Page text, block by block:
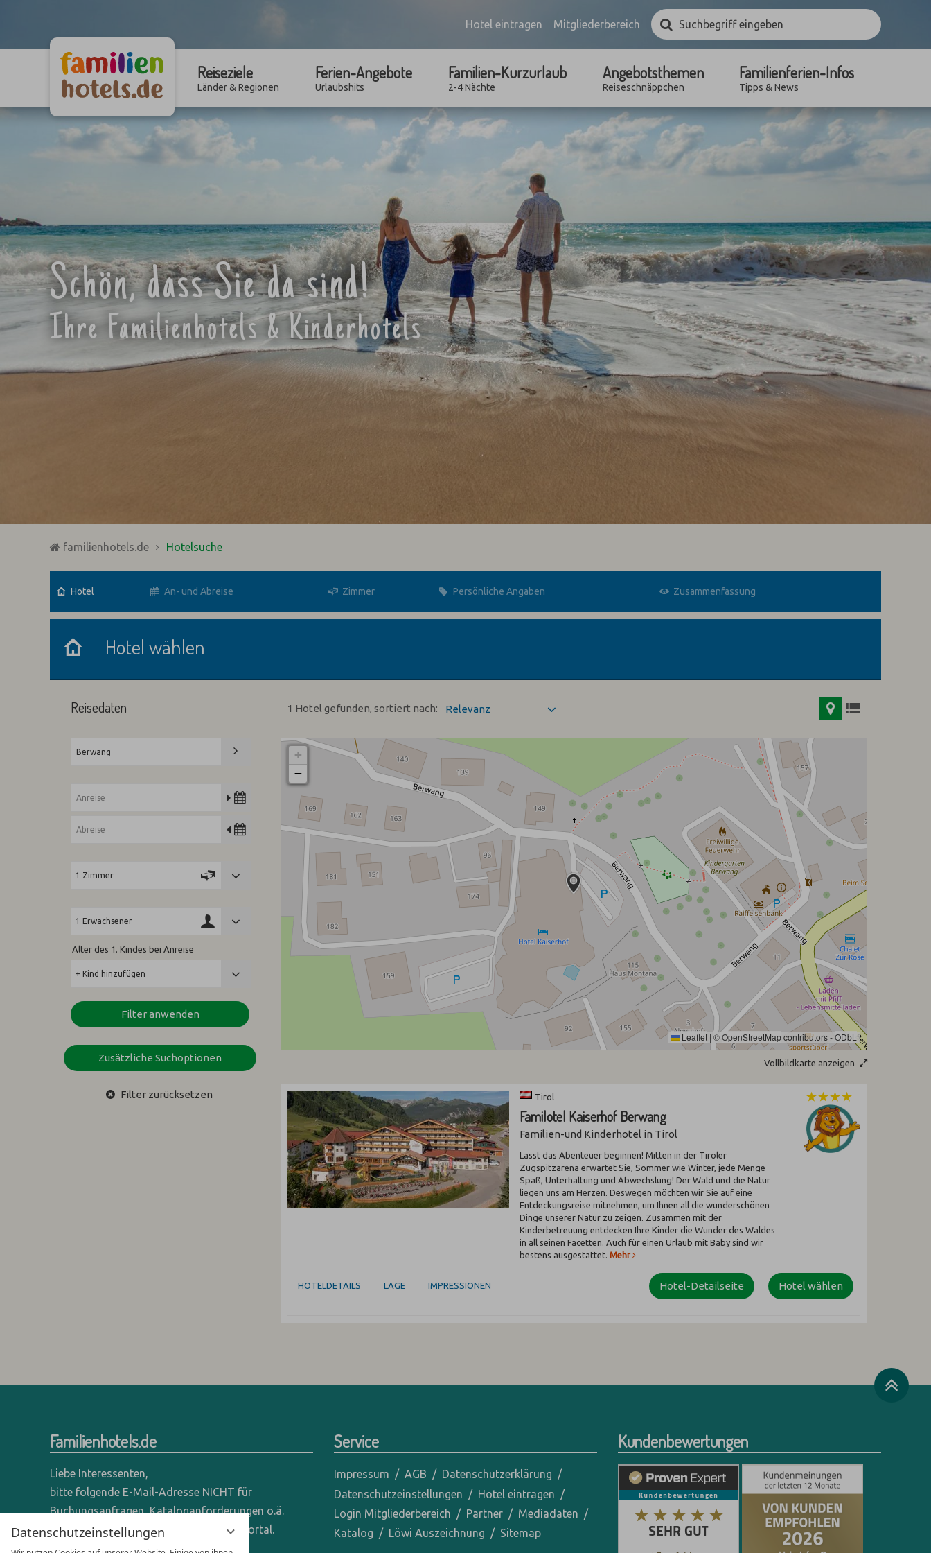
Datenschutzeinstellungen
Hotel eintragen Mitgliederbereich
Suchbegriff
eingebenSuchen
Reiseziele
Länder & Regionen
Ferien-Angebote
Urlaubshits
Familien-Kurzurlaub
2-4 Nächte
Angebotsthemen
Reiseschnäppchen
Familienferien-Infos
Tipps & News
Schön, dass Sie da sind!
Ihre Familienhotels & Kinderhotels
familienhotels.de Hotelsuche
Hotel An- und Abreise Zimmer Persönliche Angaben Zusammenfassung
Hotel wählen
Reisedaten
Alter des 1. Kindes bei Anreise
Filter anwenden
Zusätzliche Suchoptionen
Filter zurücksetzen
1 Hotel gefunden, sortiert nach:
+
−
Leaflet | ©OpenStreetMapcontributors -ODbL
Vollbildkarte anzeigen
Tirol
Familotel Kaiserhof Berwang
Familien-und Kinderhotel in Tirol
Löwi
Löwi
Lasst das Abenteuer beginnen! Mitten in der Tiroler
Zugspitzarena erwartet Sie, Sommer wie Winter, jede Menge
Spaß, Unterhaltung und Abwechslung! Der Wald und die Natur
liegen uns am Herzen. Deswegen möchten wir Sie auf eine
Entdeckungsreise mitnehmen, um Ihnen all die wunderschönen
Dinge unserer Natur zu zeigen. Zusammen mit der
Kinderbetreuung entdecken Ihre Kinder die Wunder des Waldes
in all seinen Facetten. Auch für einen Urlaub mit Baby sind wir
bestens ausgestattet. Mehr
Hotel wählen
Hotel-Detailseite
HOTELDETAILS LAGE IMPRESSIONEN
Familienhotels.de
Liebe Interessenten,
bitte folgende E-Mail-Adresse NICHT für
Buchungsanfragen, Kataloganforderungen o.ä.
verwenden - wir sind ein reines Online-Portal.
Service
Impressum AGB
Datenschutzerklärung
Datenschutzeinstellungen
Hotel eintragen
Login Mitgliederbereich
Partner
Mediadaten
Katalog
Löwi Auszeichnung Sitemap
Kundenbewertungen